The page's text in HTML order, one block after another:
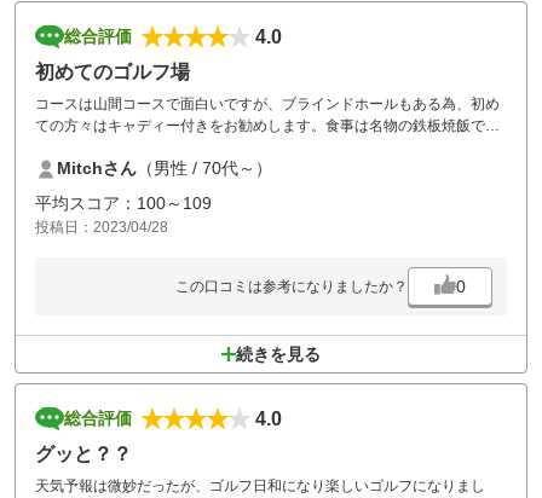
総合評価
4.0
初めてのゴルフ場
コースは山間コースで面白いですが、ブラインドホールもある為、初め
ての方々はキャディー付きをお勧めします。食事は名物の鉄板焼飯で自
チョイ大変だと思います。
近々、ツーサムでプレイする予定です故興味もありもう少しコースを知
りたいと思います。
以上
Mitchさん （男性 / 70代～）
平均スコア：100～109
投稿日：2023/04/28
この口コミは参考になりましたか？ 0
続きを見る
総合評価
4.0
グッと？？
天気予報は微妙だったが、ゴルフ日和になり楽しいゴルフになりまし